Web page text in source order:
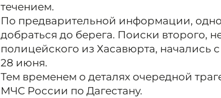
течением.
По предварительной информации,
добраться до берега. Поиски второго,
полицейского из Хасавюрта, начались
28 июня.
Тем временем о деталях очередной
МЧС России по Дагестану.